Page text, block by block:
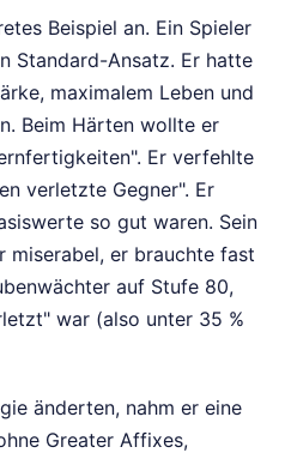
Beispiel an. Ein Spieler
Standard-Ansatz. Er hatte
maximalem Leben und
Beim Härten wollte er
Er verfehlte
verletzte Gegner". Er
so gut waren. Sein
miserabel, er brauchte fast
auf Stufe 80,
war (also unter 35 %
änderten, nahm er eine
Greater Affixes,